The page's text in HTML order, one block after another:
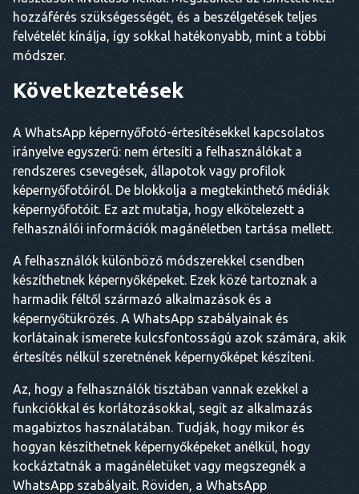
hozzáférés szükségességét, és a beszélgetések teljes
felvételét kínálja, így sokkal hatékonyabb, mint a többi
módszer.
Következtetések
A WhatsApp képernyőfotó-értesítésekkel kapcsolatos
irányelve egyszerű: nem értesíti a felhasználókat a
rendszeres csevegések, állapotok vagy profilok
képernyőfotóiról. De blokkolja a megtekinthető médiák
képernyőfotóit. Ez azt mutatja, hogy elkötelezett a
felhasználói információk magánéletben tartása mellett.
A felhasználók különböző módszerekkel csendben
készíthetnek képernyőképeket. Ezek közé tartoznak a
harmadik féltől származó alkalmazások és a
képernyőtükrözés. A WhatsApp szabályainak és
korlátainak ismerete kulcsfontosságú azok számára, akik
értesítés nélkül szeretnének képernyőképet készíteni.
Az, hogy a felhasználók tisztában vannak ezekkel a
funkciókkal és korlátozásokkal, segít az alkalmazás
magabiztos használatában. Tudják, hogy mikor és
hogyan készíthetnek képernyőképeket anélkül, hogy
kockáztatnák a magánéletüket vagy megszegnék a
WhatsApp szabályait. Röviden, a WhatsApp